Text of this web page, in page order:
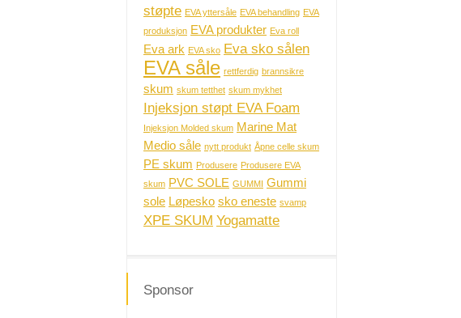
støpte EVA yttersåle EVA behandling EVA
produksjon EVA produkter Eva roll
Eva ark EVA sko Eva sko sålen
EVA såle rettferdig brannsikre
skum skum tetthet skum mykhet
Injeksjon støpt EVA Foam
Injeksjon Molded skum Marine Mat
Medio såle nytt produkt Åpne celle skum
PE skum Produsere Produsere EVA
skum PVC SOLE GUMMI Gummi
sole Løpesko sko eneste svamp
XPE SKUM Yogamatte
Sponsor